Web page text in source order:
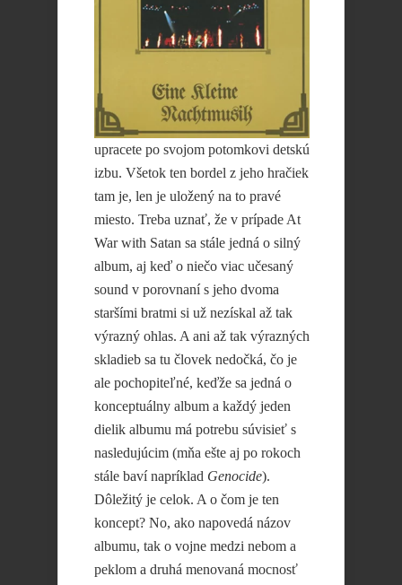
upracete po svojom potomkovi detskú
izbu. Všetok ten bordel z jeho hračiek
tam je, len je uložený na to pravé
miesto. Treba uznať, že v prípade At
War with Satan sa stále jedná o silný
album, aj keď o niečo viac učesaný
sound v porovnaní s jeho dvoma
staršími bratmi si už nezískal až tak
výrazný ohlas. A ani až tak výrazných
skladieb sa tu človek nedočká, čo je
ale pochopiteľné, keďže sa jedná o
konceptuálny album a každý jeden
dielik albumu má potrebu súvisieť s
nasledujúcim (mňa ešte aj po rokoch
stále baví napríklad Genocide).
Dôležitý je celok. A o čom je ten
koncept? No, ako napovedá názov
albumu, tak o vojne medzi nebom a
peklom a druhá menovaná mocnosť